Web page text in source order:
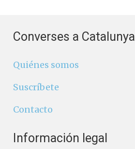
Converses a Catalunya
Quiénes somos
Suscríbete
Contacto
Información legal